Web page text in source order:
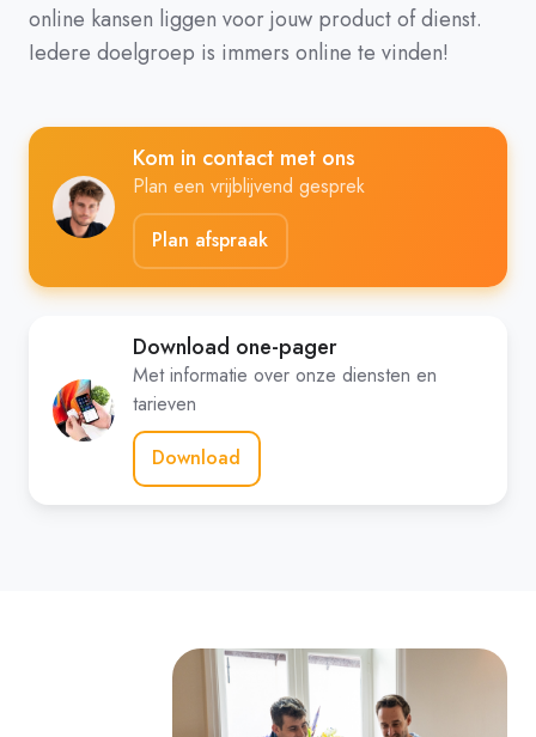
online kansen liggen voor jouw product of dienst.
Iedere doelgroep is immers online te vinden!
Kom in contact met ons
Plan een vrijblijvend gesprek
Plan afspraak
Download one-pager
Met informatie over onze diensten en
tarieven
Download